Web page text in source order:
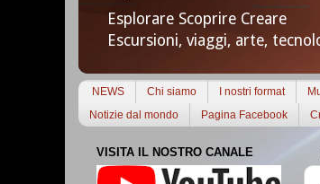
Esplorare Scoprire Creare
Escursioni, viaggi, arte,
NEWS Chi siamo I nostri format
Notizie dal mondo
Pagina Facebook
VISITA IL NOSTRO CANALE